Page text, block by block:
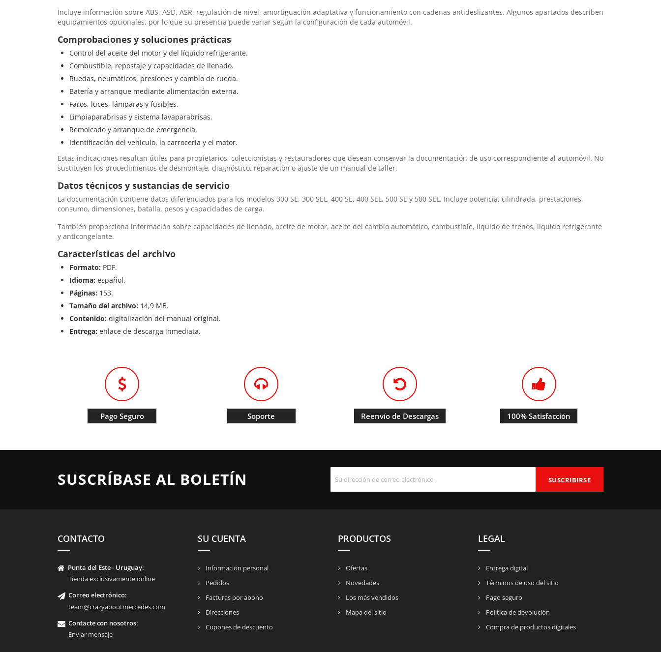
Incluye información sobre ABS, ASD, ASR, regulación de nivel, amortiguación adaptativa y funcionamiento con cadenas antideslizantes. Algunos apartados describen
equipamientos opcionales, por lo que su presencia puede variar según la configuración de cada automóvil.
Comprobaciones y soluciones prácticas
Control del aceite del motor y del líquido refrigerante.
Combustible, repostaje y capacidades de llenado.
Ruedas, neumáticos, presiones y cambio de rueda.
Batería y arranque mediante alimentación externa.
Faros, luces, lámparas y fusibles.
Limpiaparabrisas y sistema lavaparabrisas.
Remolcado y arranque de emergencia.
Identificación del vehículo, la carrocería y el motor.
Estas indicaciones resultan útiles para propietarios, coleccionistas y restauradores que desean conservar la documentación de uso correspondiente al automóvil. No
sustituyen los procedimientos de desmontaje, diagnóstico, reparación o ajuste de un manual de taller.
Datos técnicos y sustancias de servicio
La documentación contiene datos diferenciados para los modelos 300 SE, 300 SEL, 400 SE, 400 SEL, 500 SE y 500 SEL. Incluye potencia, cilindrada, prestaciones,
consumo, dimensiones, batalla, pesos y capacidades de carga.
También proporciona información sobre capacidades de llenado, aceite de motor, aceite del cambio automático, combustible, líquido de frenos, líquido refrigerante
y anticongelante.
Características del archivo
Formato: PDF.
Idioma: español.
Páginas: 153.
Tamaño del archivo: 14,9 MB.
Contenido: digitalización del manual original.
Entrega: enlace de descarga inmediata.
Pago Seguro Soporte Reenvío de Descargas 100% Satisfacción
SUSCRÍBASE AL BOLETÍN
CONTACTO
Punta del Este - Uruguay:
Tienda exclusívamente online
Correo electrónico:
team@crazyaboutmercedes.com
Contacte con nosotros:
Enviar mensaje
SU CUENTA
Información personal
Pedidos
Facturas por abono
Direcciones
Cupones de descuento
PRODUCTOS
Ofertas
Novedades
Los más vendidos
Mapa del sitio
LEGAL
Entrega digital
Términos de uso del sitio
Pago seguro
Política de devolución
Compra de productos digitales